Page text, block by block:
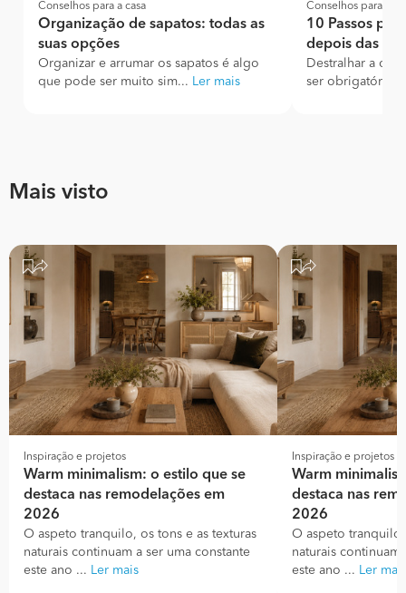
Conselhos para a casa
Organização de sapatos: todas as
suas opções
Organizar e arrumar os sapatos é algo
que pode ser muito sim... Ler mais
Conselhos para a
10 Passos
depois das
Destralhar a
ser obrigatório!
Mais visto
Inspiração e projetos
Warm minimalism: o estilo que se
destaca nas remodelações em
2026
O aspeto tranquilo, os tons e as texturas
naturais continuam a ser uma constante
este ano ... Ler mais
Inspiração e projetos
Warm
destaca nas
2026
O aspeto
naturais continuam
este ano ... Ler mais